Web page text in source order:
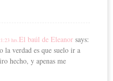
El baúl de Eleanor says:
hrs.
la verdad es que suelo ir a
hecho, y apenas me